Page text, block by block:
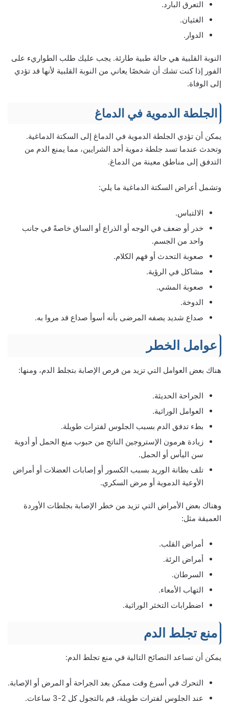
التعرق البارد.
الغثيان.
الدوار.
النوبة القلبية هي حالة طبية طارئة. يجب عليك طلب الطواريء على
الفور إذا كنت تشك أن شخصًا يعاني من النوبة القلبية لأنها قد تؤدي
إلى الوفاة.
الجلطة الدموية في الدماغ
يمكن أن تؤدي الجلطة الدموية في الدماغ إلى السكتة الدماغية.
وتحدث عندما تسد جلطة دموية أحد الشرايين، مما يمنع الدم من
التدفق إلى مناطق معينة من الدماغ.
وتشمل أعراض السكتة الدماغية ما يلي:
الالتباس.
خدر أو ضعف في الوجه أو الذراع أو الساق خاصةً في جانب
واحد من الجسم.
صعوبة التحدث أو فهم الكلام.
مشاكل في الرؤية.
صعوبة المشي.
الدوخة.
صداع شديد يصفه المرضى بأنه أسوأ صداع قد مروا به.
عوامل الخطر
هناك بعض العوامل التي تزيد من فرص الإصابة بتجلط الدم، ومنها:
الجراحة الحديثة.
العوامل الوراثية.
بطء تدفق الدم بسبب الجلوس لفترات طويلة.
زيادة هرمون الإستروجين الناتج من حبوب منع الحمل أو أدوية
سن اليأس أو الحمل.
تلف بطانة الوريد بسبب الكسور أو إصابات العضلات أو أمراض
الأوعية الدموية أو مرض السكري.
وهناك بعض الأمراض التي تزيد من خطر الإصابة بجلطات الأوردة
العميقة مثل:
أمراض القلب.
أمراض الرئة.
السرطان.
التهاب الأمعاء.
اضطرابات التخثر الوراثية.
منع تجلط الدم
يمكن أن تساعد النصائح التالية في منع تجلط الدم:
التحرك في أسرع وقت ممكن بعد الجراحة أو المرض أو الإصابة.
عند الجلوس لفترات طويلة، قم بالتجول كل 2-3 ساعات.